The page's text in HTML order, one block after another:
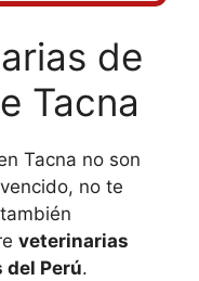
de
Tacna
Tacna no son
no te
veterinarias
del Perú.